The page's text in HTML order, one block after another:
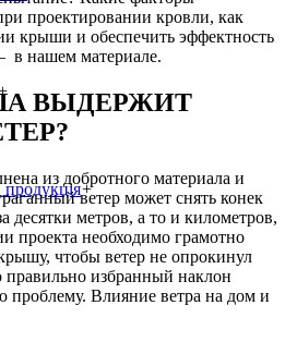
+
проектировании кровли, как
крыши и обеспечить эффектность
в нашем материале.
ВЫДЕРЖИТ
из добротного материала и
ветер может снять конек
десятки метров, а то и километров,
проекта необходимо грамотно
чтобы ветер не опрокинул
избранный наклон
Влияние ветра на дом и